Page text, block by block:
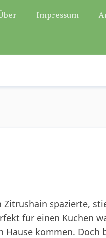
Impressum
spazierte,
für einen Kuchen
kommen. Doch